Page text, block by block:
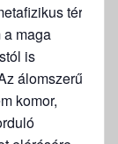
tér,
a maga
is
álomszerű
komor,